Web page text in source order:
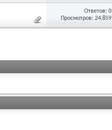
Ответов:0
Просмотров: 24,859